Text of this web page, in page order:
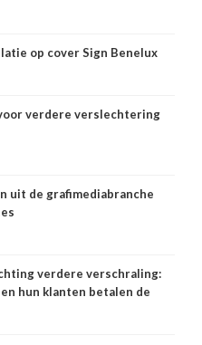
op cover Sign Benelux
verdere verslechtering
uit de grafimediabranche
verdere verschraling:
hun klanten betalen de